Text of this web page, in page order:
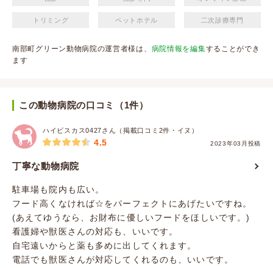
トリミング ペットホテル 二次診療専門
南部町グリーン動物病院の運営者様は、 病院情報を編集することができ
ます
この動物病院の口コミ（1件）
ハイビスカス0427さん（掲載口コミ2件・イヌ）
2023年03月投稿
4.5
丁寧な動物病院
駐車場も院内も広い。
フード高くなければ☆をパーフェクトにあげたいですね。
(あえてゆうなら、お財布に優しいフードをほしいです。)
看護婦や獣医さんの対応も、いいです。
自宅遠いからと薬も多めに出してくれます。
電話でも獣医さんが対応してくれるのも、いいです。